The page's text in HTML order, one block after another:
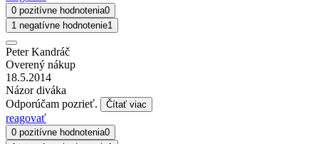
0 pozitívne hodnotenia0
1 negatívne hodnotenie1
Peter Kandráč
Overený nákup
18.5.2014
Názor diváka
Odporúčam pozrieť.
Čítať viac
reagovať
0 pozitívne hodnotenia0